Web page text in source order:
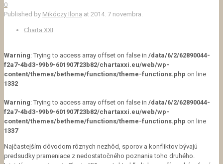
0
Published by Mikóczy Ilona at 2014. 7 novembra.
Charta XXI
Warning: Trying to access array offset on false in /data/6/2/62890044-
f2a7-4bd3-99b9-601907f23b82/chartaxxi.eu/web/wp-
content/themes/betheme/functions/theme-functions.php on line
1332
Warning: Trying to access array offset on false in /data/6/2/62890044-
f2a7-4bd3-99b9-601907f23b82/chartaxxi.eu/web/wp-
content/themes/betheme/functions/theme-functions.php on line
1337
Najčastejším dôvodom rôznych nezhôd, sporov a konfliktov bývajú
predsudky prameniace z nedostatočného poznania toho druhého.